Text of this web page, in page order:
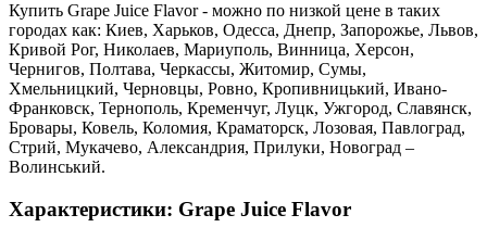
Купить Grape Juice Flavor - можно по низкой цене в таких
городах как: Киев, Харьков, Одесса, Днепр, Запорожье, Львов,
Кривой Рог, Николаев, Мариуполь, Винница, Херсон,
Чернигов, Полтава, Черкассы, Житомир, Сумы,
Хмельницкий, Черновцы, Ровно, Кропивницький, Ивано-
Франковск, Тернополь, Кременчуг, Луцк, Ужгород, Славянск,
Бровары, Ковель, Коломия, Краматорск, Лозовая, Павлоград,
Стрий, Мукачево, Александрия, Прилуки, Новоград –
Волинський.
Характеристики: Grape Juice Flavor